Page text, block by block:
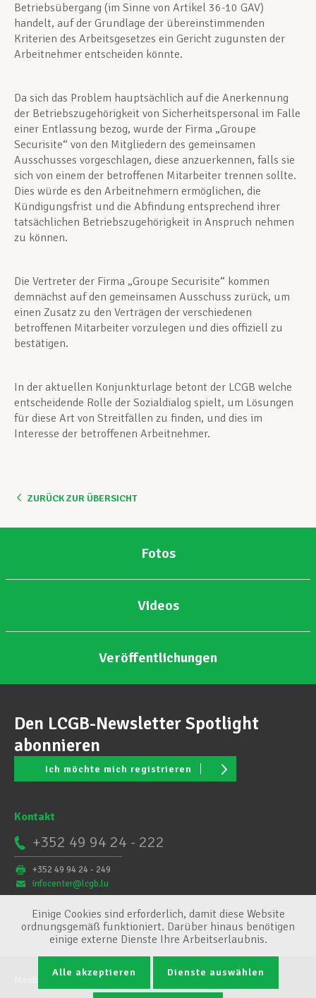
Betriebsübergang (im Sinne von Artikel 36-10 GAV)
handelt, auf der Grundlage der übereinstimmenden
Kriterien des Arbeitsgesetzes ein Gericht zugunsten der
Arbeitnehmer entscheiden könnte.
Da sich das Problem hauptsächlich auf die Anerkennung
der Betriebszugehörigkeit von Sicherheitspersonal im Falle
einer Entlassung bezog, wurde der Firma „Groupe
Securisite“ von den Mitgliedern des gemeinsamen
Ausschusses vorgeschlagen, diese anzuerkennen, falls sie
sich von einem der betroffenen Mitarbeiter trennen sollte.
Dies würde es den Arbeitnehmern ermöglichen, die
Kündigungsfrist und die Abfindung entsprechend ihrer
tatsächlichen Betriebszugehörigkeit in Anspruch nehmen
zu können.
Die Vertreter der Firma „Groupe Securisite“ kommen
demnächst auf den gemeinsamen Ausschuss zurück, um
einen Zusatz zu den Verträgen der verschiedenen
betroffenen Mitarbeiter vorzulegen und dies offiziell zu
bestätigen.
In der aktuellen Konjunkturlage betont der LCGB welche
entscheidende Rolle der Sozialdialog spielt, um Lösungen
für diese Art von Streitfällen zu finden, und dies im
Interesse der betroffenen Arbeitnehmer.
ZURÜCK ZUR ÜBERSICHT
Fotos
Videos
Veröffentlichungen
Den LCGB-Newsletter Spotlight
abonnieren
Ich möchte mich registrieren
Kontakt
+352 49 94 24 - 222
+352 49 94 24 - 249
infocenter@lcgb.lu
Conditions générales
Einige Cookies sind erforderlich, damit diese Website
ordnungsgemäß funktioniert. Darüber hinaus benötigen
einige externe Dienste Ihre Arbeitserlaubnis.
Alle akzeptieren Dienste auswählen